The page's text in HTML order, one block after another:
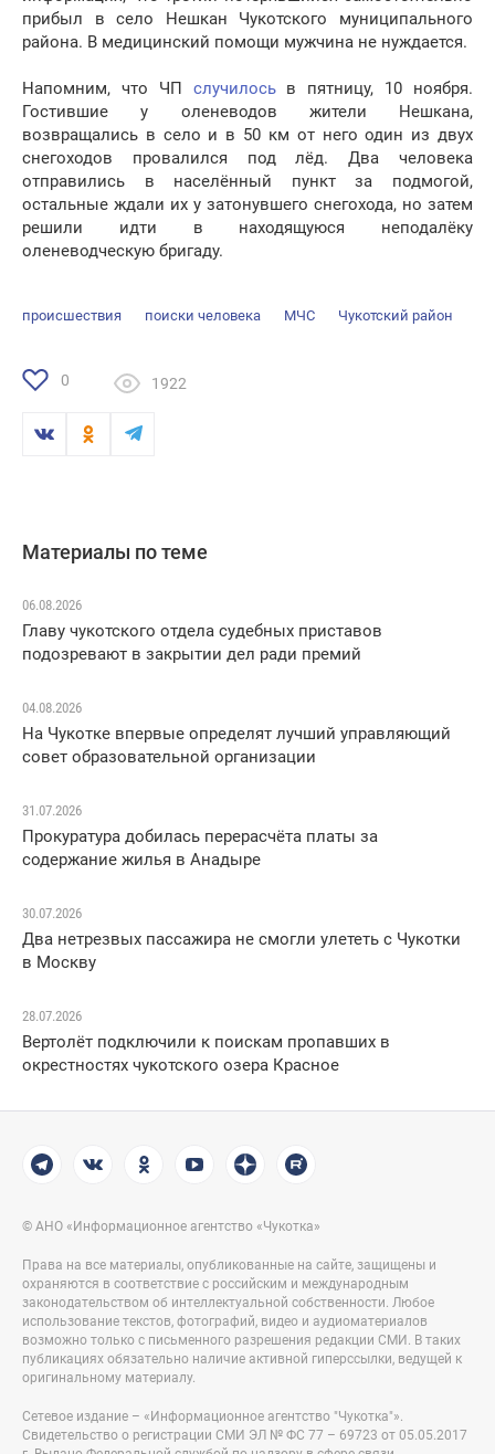
прибыл в село Нешкан Чукотского муниципального
района. В медицинский помощи мужчина не нуждается.
Напомним, что ЧП случилосьв пятницу, 10 ноября.
Гостившие у оленеводов жители Нешкана,
возвращались в село и в 50 км от него один из двух
снегоходов провалился под лёд. Два человека
отправились в населённый пункт за подмогой,
остальные ждали их у затонувшего снегохода, но затем
решили идти в находящуюся неподалёку
оленеводческую бригаду.
происшествия поиски человека МЧС Чукотский район
0 1922
Материалы по теме
06.08.2026
Главу чукотского отдела судебных приставов
подозревают в закрытии дел ради премий
04.08.2026
На Чукотке впервые определят лучший управляющий
совет образовательной организации
31.07.2026
Прокуратура добилась перерасчёта платы за
содержание жилья в Анадыре
30.07.2026
Два нетрезвых пассажира не смогли улететь с Чукотки
в Москву
28.07.2026
Вертолёт подключили к поискам пропавших в
окрестностях чукотского озера Красное
© АНО «Информационное агентство «Чукотка»
Права на все материалы, опубликованные на сайте, защищены и
охраняются в соответствие с российским и международным
законодательством об интеллектуальной собственности. Любое
использование текстов, фотографий, видео и аудиоматериалов
возможно только с письменного разрешения редакции СМИ. В таких
публикациях обязательно наличие активной гиперссылки, ведущей к
оригинальному материалу.
Сетевое издание – «Информационное агентство "Чукотка"».
Свидетельство о регистрации СМИ ЭЛ № ФС 77 – 69723 от 05.05.2017